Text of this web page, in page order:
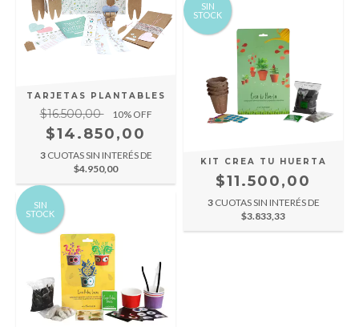
TARJETAS PLANTABLES
$16.500,00 10% OFF
$14.850,00
3 CUOTAS SIN INTERÉS DE
$4.950,00
SIN
STOCK
KIT CREA TU HUERTA
$11.500,00
3 CUOTAS SIN INTERÉS DE
$3.833,33
SIN
STOCK